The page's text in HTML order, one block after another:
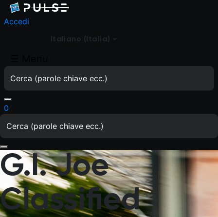
Accedi
Italiano (Italia)
0
G.I. Joe
Classified